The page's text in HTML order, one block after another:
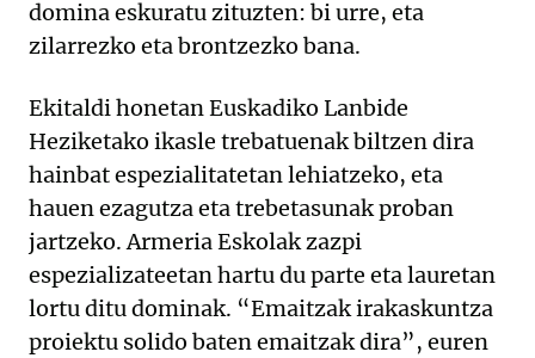
domina eskuratu zituzten: bi urre, eta
zilarrezko eta brontzezko bana.
Ekitaldi honetan Euskadiko Lanbide
Heziketako ikasle trebatuenak biltzen dira
hainbat espezialitatetan lehiatzeko, eta
hauen ezagutza eta trebetasunak proban
jartzeko. Armeria Eskolak zazpi
espezializateetan hartu du parte eta lauretan
lortu ditu dominak. “Emaitzak irakaskuntza
proiektu solido baten emaitzak dira”, euren